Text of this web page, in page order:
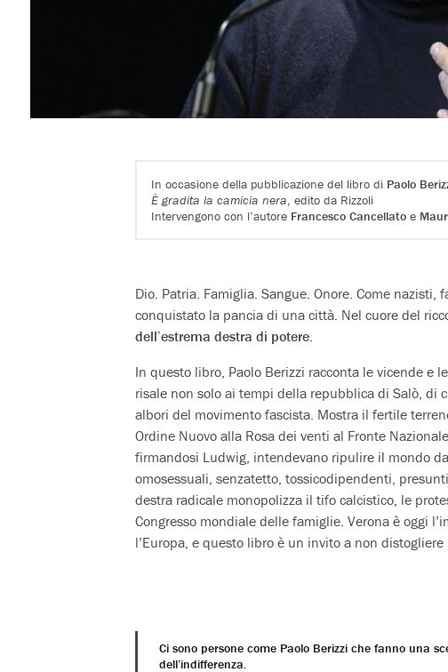
In occasione della pubblicazione del libro di Paolo
È gradita la camicia nera, edito da Rizzoli
Intervengono con l’autore Francesco Cancellato e
Dio. Patria. Famiglia. Sangue. Onore. Come
conquistato la pancia di una città. Nel cuore del
dell’estrema destra di potere
In questo libro, Paolo Berizzi racconta le vicende e
risale non solo ai tempi della repubblica di Salò,
albori del movimento fascista. Mostra il fertile
Ordine Nuovo alla Rosa dei venti al Fronte
firmandosi Ludwig, intendevano ripulire il mondo
omosessuali, senzatetto, tossicodipendenti,
destra radicale monopolizza il tifo calcistico, le
Congresso mondiale delle famiglie. Verona è oggi
l’Europa, e questo libro è un invito a non distogliere
Ci sono persone come Paolo Berizzi che fanno una
dell’indifferenza.